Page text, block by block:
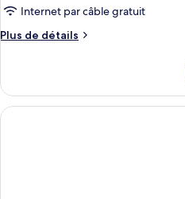
Internet par câble gratuit
Plus de détails
Plus
le
type
de